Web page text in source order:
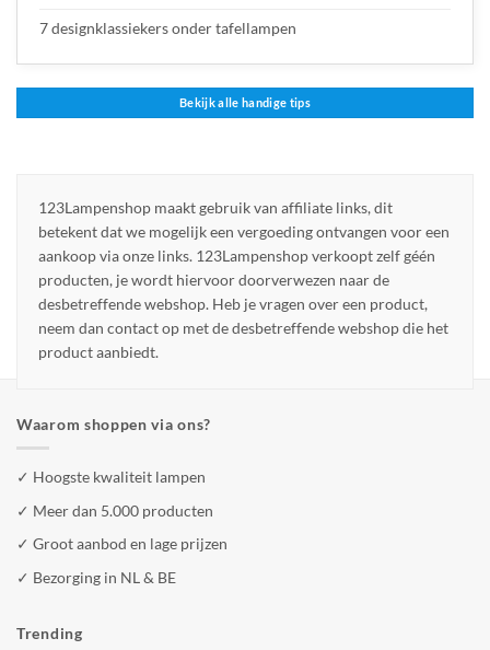
7 designklassiekers onder tafellampen
Bekijk alle handige tips
123Lampenshop maakt gebruik van affiliate links, dit
betekent dat we mogelijk een vergoeding ontvangen voor een
aankoop via onze links. 123Lampenshop verkoopt zelf géén
producten, je wordt hiervoor doorverwezen naar de
desbetreffende webshop. Heb je vragen over een product,
neem dan contact op met de desbetreffende webshop die het
product aanbiedt.
Waarom shoppen via ons?
✓ Hoogste kwaliteit lampen
✓ Meer dan 5.000 producten
✓ Groot aanbod en lage prijzen
✓ Bezorging in NL & BE
Trending